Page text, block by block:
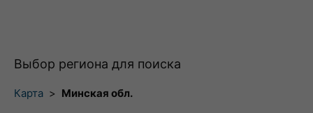
Выбор региона для поиска
Карта > Минская обл.